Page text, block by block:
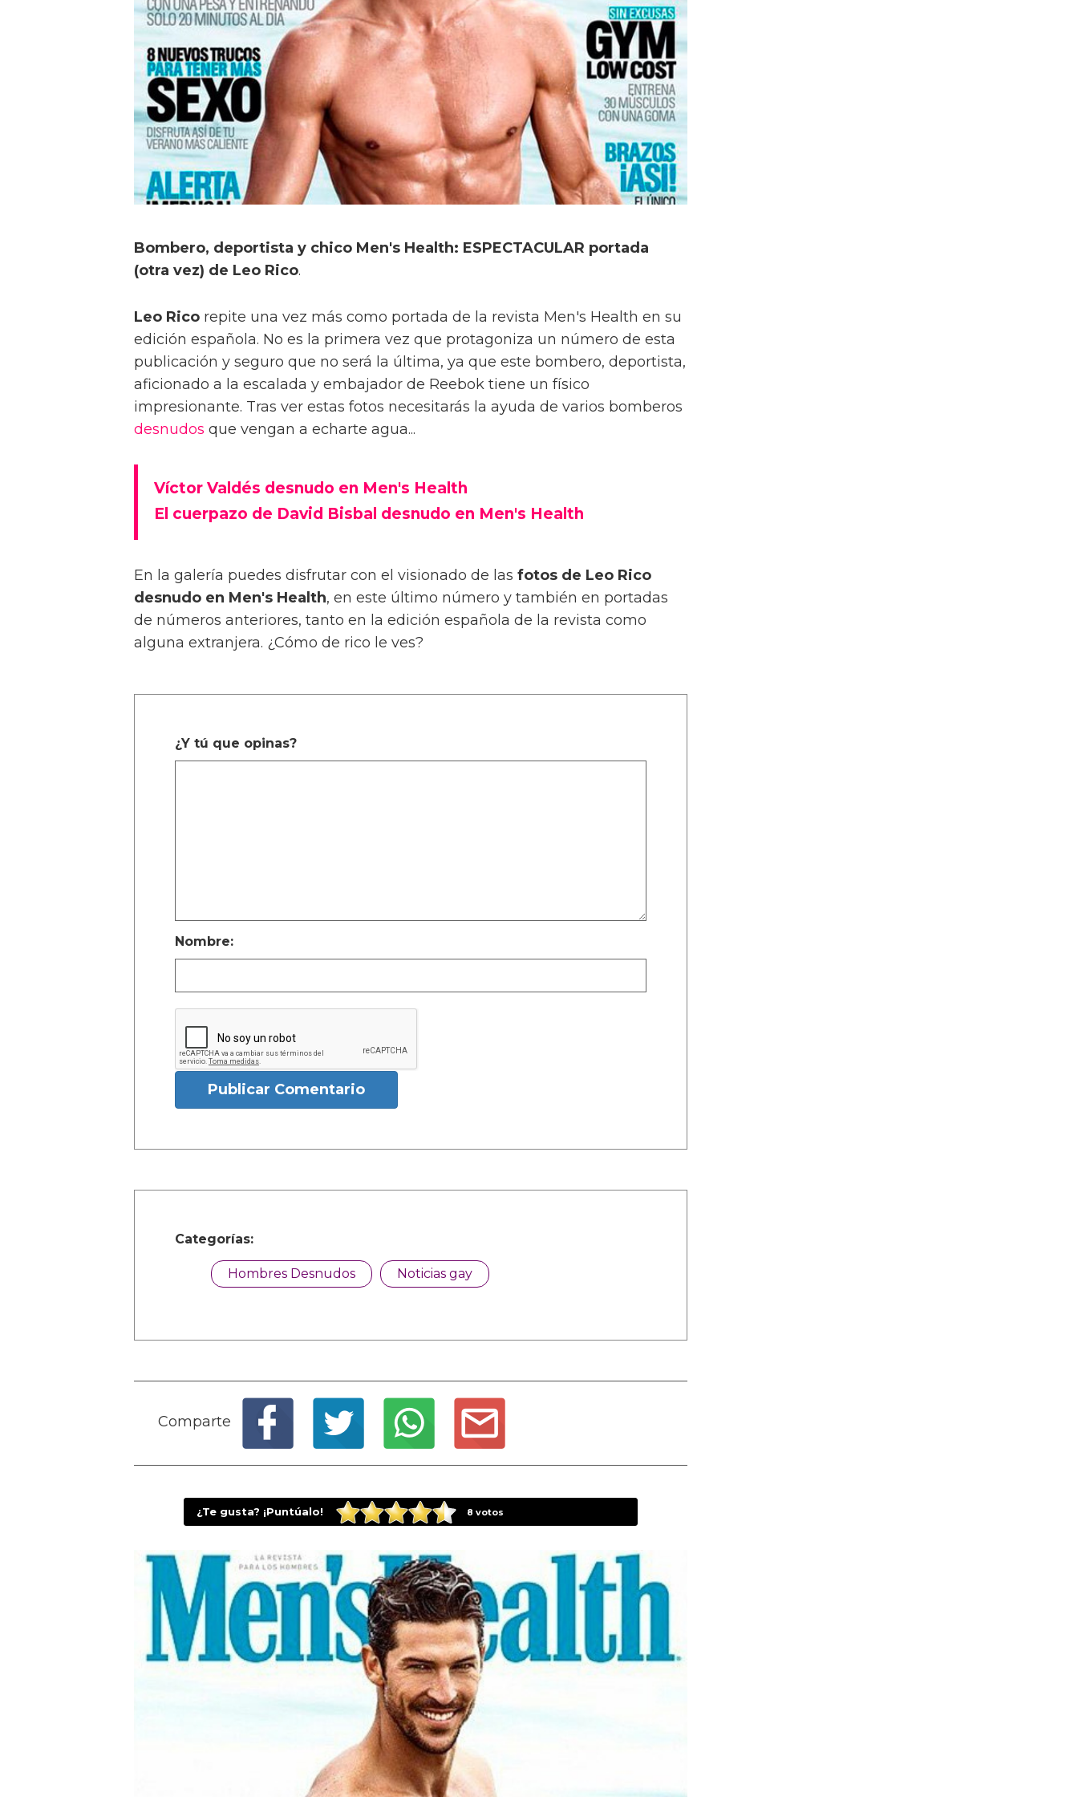
Bombero, deportista y chico Men's Health: ESPECTACULAR portada
(otra vez) de Leo Rico.
Leo Rico repite una vez más como portada de la revista Men's Health en su
edición española. No es la primera vez que protagoniza un número de esta
publicación y seguro que no será la última, ya que este bombero, deportista,
aficionado a la escalada y embajador de Reebok tiene un físico
impresionante. Tras ver estas fotos necesitarás la ayuda de varios bomberos
desnudos que vengan a echarte agua...
Víctor Valdés desnudo en Men's Health
El cuerpazo de David Bisbal desnudo en Men's Health
En la galería puedes disfrutar con el visionado de las fotos de Leo Rico
desnudo en Men's Health, en este último número y también en portadas
de números anteriores, tanto en la edición española de la revista como
alguna extranjera. ¿Cómo de rico le ves?
¿Y tú que opinas?
Nombre:
Publicar Comentario
Categorías:
Hombres Desnudos Noticias gay
Comparte
¿Te gusta? ¡Puntúalo! 8 votos